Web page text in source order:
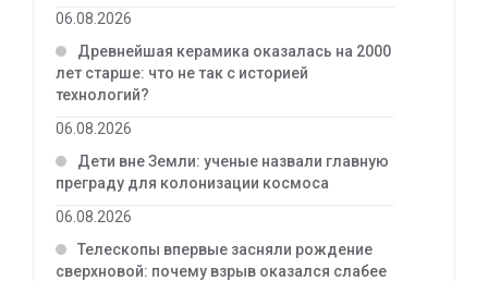
06.08.2026
Древнейшая керамика оказалась на 2000
лет старше: что не так с историей
технологий?
06.08.2026
Дети вне Земли: ученые назвали главную
преграду для колонизации космоса
06.08.2026
Телескопы впервые засняли рождение
сверхновой: почему взрыв оказался слабее